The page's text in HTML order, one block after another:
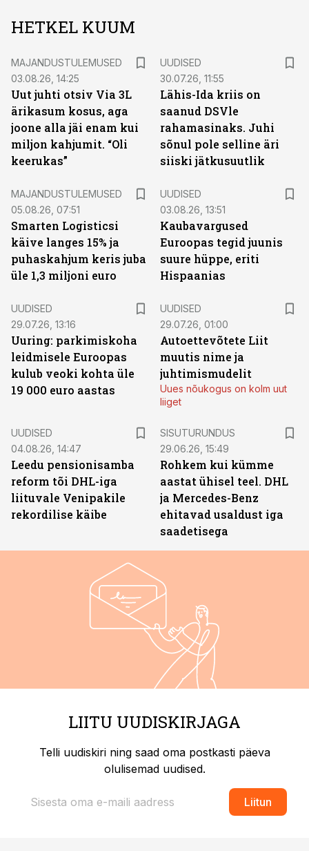
HETKEL KUUM
MAJANDUSTULEMUSED
03.08.26, 14:25
Uut juhti otsiv Via 3L
ärikasum kosus, aga
joone alla jäi enam kui
miljon kahjumit. “Oli
keerukas”
UUDISED
30.07.26, 11:55
Lähis-Ida kriis on
saanud DSVle
rahamasinaks. Juhi
sõnul pole selline äri
siiski jätkusuutlik
MAJANDUSTULEMUSED
05.08.26, 07:51
Smarten Logisticsi
käive langes 15% ja
puhaskahjum keris juba
üle 1,3 miljoni euro
UUDISED
03.08.26, 13:51
Kaubavargused
Euroopas tegid juunis
suure hüppe, eriti
Hispaanias
UUDISED
29.07.26, 13:16
Uuring: parkimiskoha
leidmisele Euroopas
kulub veoki kohta üle
19 000 euro aastas
UUDISED
29.07.26, 01:00
Autoettevõtete Liit
muutis nime ja
juhtimismudelit
Uues nõukogus on kolm uut
liiget
UUDISED
04.08.26, 14:47
Leedu pensionisamba
reform tõi DHL-iga
liituvale Venipakile
rekordilise käibe
SISUTURUNDUS
29.06.26, 15:49
Rohkem kui kümme
aastat ühisel teel. DHL
ja Mercedes-Benz
ehitavad usaldust iga
saadetisega
LIITU UUDISKIRJAGA
Telli uudiskiri ning saad oma postkasti päeva
olulisemad uudised.
Liitun